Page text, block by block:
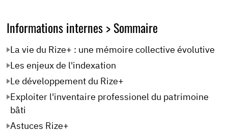
Informations internes > Sommaire
La vie du Rize+ : une mémoire collective évolutive
Les enjeux de l'indexation
Le développement du Rize+
Exploiter l'inventaire professionel du patrimoine
bâti
Astuces Rize+